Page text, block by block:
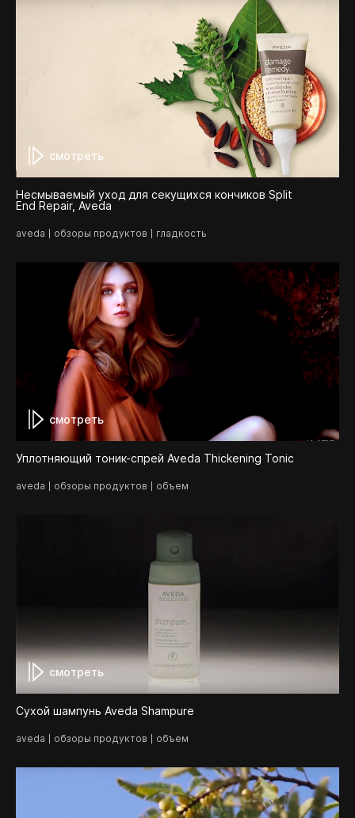
смотреть
Несмываемый уход для секущихся кончиков Split
End Repair, Aveda
aveda обзоры продуктов гладкость
смотреть
Уплотняющий тоник-спрей Aveda Thickening Tonic
aveda обзоры продуктов объем
смотреть
Сухой шампунь Aveda Shampure
aveda обзоры продуктов объем